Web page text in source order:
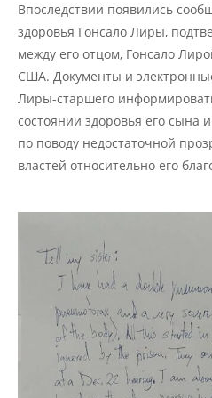
Впоследствии появились
здоровья Гонсало Лиры,
между его отцом, Гонсало
США. Документы и
Лиры-старшего
состоянии здоровья его сына
по поводу недостаточной
властей относительно его